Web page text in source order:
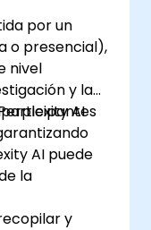
por un
o presencial),
nivel
y la
AI
participantes
AI puede
la
y